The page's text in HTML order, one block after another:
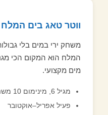
ווטר טאג בים המלח
משחק ירי במים בלי
המלח הוא המקום הכי
מים מקצועי.
מגיל 6, מינימום 10 משתתפים
פעיל אפריל–אוקטובר